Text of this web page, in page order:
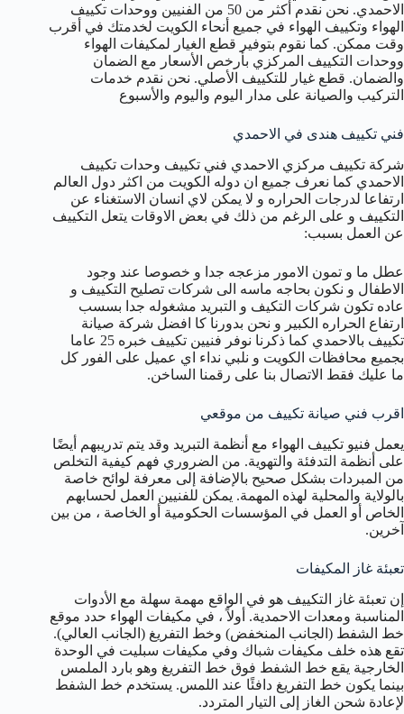
الاحمدي. نحن نقدم أكثر من 50 من الفنيين ووحدات تكييف
الهواء وتكييف الهواء في جميع أنحاء الكويت لخدمتك في أقرب
وقت ممكن. كما نقوم بتوفير قطع الغيار لمكيفات الهواء
ووحدات التكييف المركزي بأرخص الأسعار مع الضمان
والضمان. قطع غيار للتكييف الأصلي. نحن نقدم خدمات
التركيب والصيانة على مدار اليوم واليوم والأسبوع
فني تكييف هندى في الاحمدي
شركة تكييف مركزي الاحمدي فني تكييف وحدات تكييف
الاحمدي كما نعرف جميع ان دوله الكويت من اكثر دول العالم
ارتفاعا لدرجات الحراره و لا يمكن لاي انسان الاستغناء عن
التكييف و على الرغم من ذلك في بعض الاوقات يتعل التكييف
عن العمل بسبب:
عطل ما و تمون الامور مزعجه جدا و خصوصا عند وجود
الاطفال و نكون بحاجه ماسه الى شركات تصليح التكييف و
عاده تكون شركات التكيف و التبريد مشغوله جدا بسسب
ارتفاع الحراره الكبير و نحن بدورنا كا افضل شركة صيانة
تكييف بالاحمدي كما ذكرنا نوفر فنيين تكييف خبره 25 عاما
بجميع محافظات الكويت و نلبي نداء اي عميل على الفور كل
ما عليك فقط الاتصال بنا على رقمنا الساخن.
اقرب فني صيانة تكييف من موقعي
يعمل فنيو تكييف الهواء مع أنظمة التبريد وقد يتم تدريبهم أيضًا
على أنظمة التدفئة والتهوية. من الضروري فهم كيفية التخلص
من المبردات بشكل صحيح بالإضافة إلى معرفة لوائح خاصة
بالولاية والمحلية لهذه المهمة. يمكن للفنيين العمل لحسابهم
الخاص أو العمل في المؤسسات الحكومية أو الخاصة ، من بين
آخرين.
تعبئة غاز المكيفات
إن تعبئة غاز التكييف هو في الواقع مهمة سهلة مع الأدوات
المناسبة ومعدات الاحمدية. أولاً ، في مكيفات الهواء حدد موقع
خط الشفط (الجانب المنخفض) وخط التفريغ (الجانب العالي).
تقع هذه خلف مكيفات شباك وفي مكيفات سبليت في الوحدة
الخارجية يقع خط الشفط فوق خط التفريغ وهو بارد الملمس
بينما يكون خط التفريغ دافئًا عند اللمس. يستخدم خط الشفط
لإعادة شحن الغاز إلى التيار المتردد.